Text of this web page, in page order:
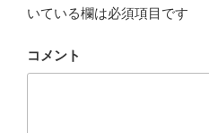
いている欄は必須項目です
コメント